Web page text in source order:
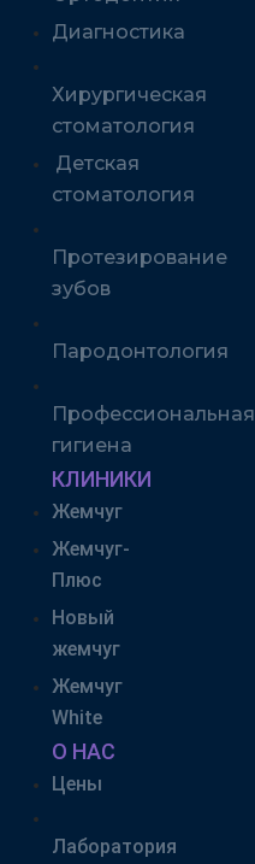
Диагностика
Хирургическая
стоматология
Детская
стоматология
Протезирование
зубов
Пародонтология
Профессиональная
гигиена
КЛИНИКИ
Жемчуг
Жемчуг-
Плюс
Новый
жемчуг
Жемчуг
White
О НАС
Цены
Лаборатория